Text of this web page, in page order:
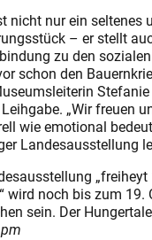
nicht nur ein seltenes
– er stellt
zu den
schon den
„Wir freuen
wie emotional
Landesausstellung
wird noch bis zum 19.
sein. Der
pm